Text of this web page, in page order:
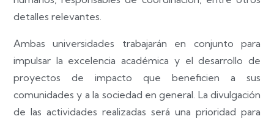
detalles relevantes.
Ambas universidades trabajarán en conjunto para
impulsar la excelencia académica y el desarrollo de
proyectos de impacto que beneficien a sus
comunidades y a la sociedad en general. La divulgación
de las actividades realizadas será una prioridad para